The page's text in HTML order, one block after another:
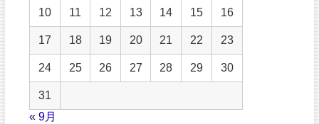
10 11 12 13 14 15 16
17 18 19 20 21 22 23
24 25 26 27 28 29 30
31
« 9月